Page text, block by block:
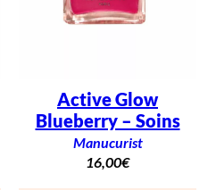
Active Glow
Blueberry – Soins
Manucurist
16,00€